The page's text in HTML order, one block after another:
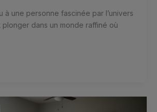
à une personne fascinée par l’univers
plonger dans un monde raffiné où